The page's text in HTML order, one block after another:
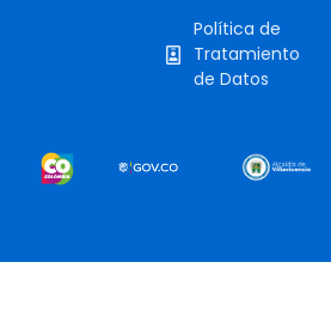
Política de
Tratamiento
de Datos